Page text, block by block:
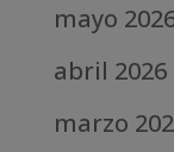
mayo
abril 2026
marzo